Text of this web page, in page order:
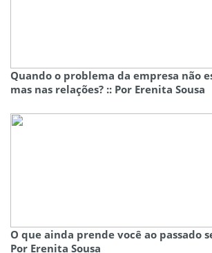
Quando o problema da empresa não
mas nas relações? :: Por Erenita Sousa
O que ainda prende você ao passado
Por Erenita Sousa